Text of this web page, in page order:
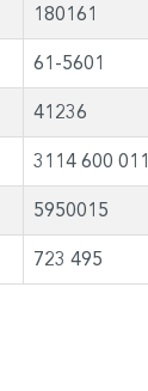
180161
61-5601
41236
3114 600 011
5950015
723 495